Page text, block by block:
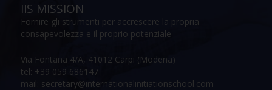
IIS MISSION
Fornire gli strumenti per accrescere la propria
consapevolezza e il proprio potenziale
Via Fontana 4/A, 41012 Carpi (Modena)
tel: +39 059 686147
mail: secretary@internationalinitiationschool.com